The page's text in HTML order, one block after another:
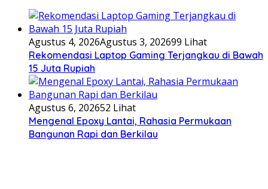
Agustus 4, 2026Agustus 3, 202699 Lihat
Rekomendasi Laptop Gaming Terjangkau di Bawah
15 Juta Rupiah
Agustus 6, 202652 Lihat
Mengenal Epoxy Lantai, Rahasia Permukaan
Bangunan Rapi dan Berkilau